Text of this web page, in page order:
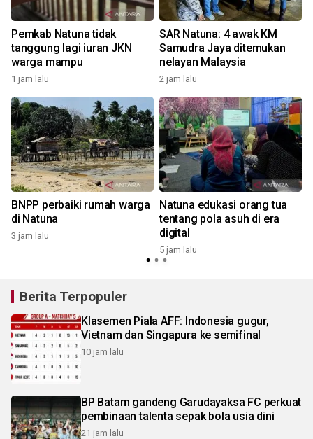
Pemkab Natuna tidak
tanggung lagi iuran JKN
warga mampu
1 jam lalu
SAR Natuna: 4 awak KM
Samudra Jaya ditemukan
nelayan Malaysia
2 jam lalu
BNPP perbaiki rumah warga
di Natuna
3 jam lalu
Natuna edukasi orang tua
tentang pola asuh di era
digital
5 jam lalu
Berita Terpopuler
Klasemen Piala AFF: Indonesia gugur,
Vietnam dan Singapura ke semifinal
10 jam lalu
BP Batam gandeng Garudayaksa FC perkuat
pembinaan talenta sepak bola usia dini
21 jam lalu